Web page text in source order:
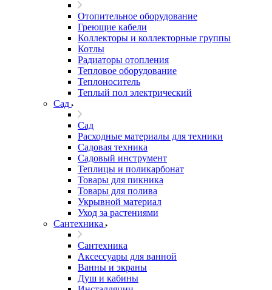
Отопительное оборудование
Греющие кабели
Коллекторы и коллекторные группы
Котлы
Радиаторы отопления
Тепловое оборудование
Теплоноситель
Теплый пол электрический
Сад
Сад
Расходные материалы для техники
Садовая техника
Садовый инструмент
Теплицы и поликарбонат
Товары для пикника
Товары для полива
Укрывной материал
Уход за растениями
Сантехника
Сантехника
Аксессуары для ванной
Ванны и экраны
Душ и кабины